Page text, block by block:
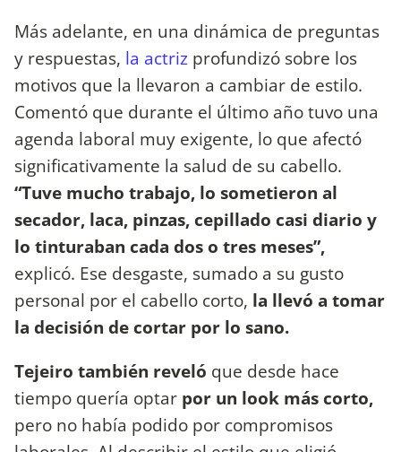
Más adelante, en una dinámica de preguntas
y respuestas, la actriz profundizó sobre los
motivos que la llevaron a cambiar de estilo.
Comentó que durante el último año tuvo una
agenda laboral muy exigente, lo que afectó
significativamente la salud de su cabello.
“Tuve mucho trabajo, lo sometieron al
secador, laca, pinzas, cepillado casi diario y
lo tinturaban cada dos o tres meses”,
explicó. Ese desgaste, sumado a su gusto
personal por el cabello corto, la llevó a tomar
la decisión de cortar por lo sano.
Tejeiro también reveló que desde hace
tiempo quería optar por un look más corto,
pero no había podido por compromisos